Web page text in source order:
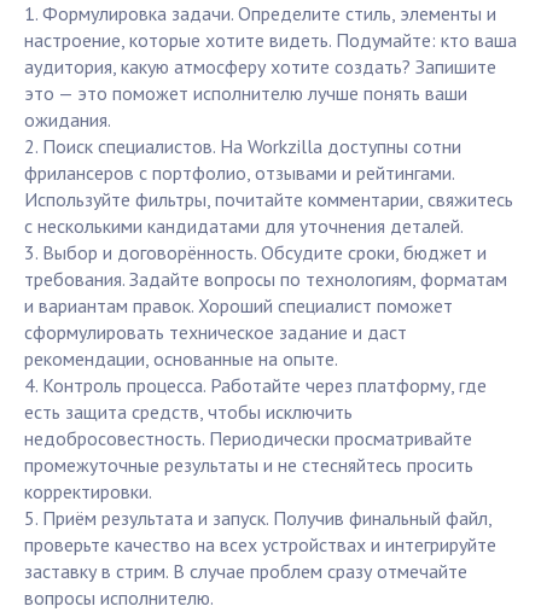
1. Формулировка задачи. Определите стиль, элементы и
настроение, которые хотите видеть. Подумайте: кто ваша
аудитория, какую атмосферу хотите создать? Запишите
это — это поможет исполнителю лучше понять ваши
ожидания.
2. Поиск специалистов. На Workzilla доступны сотни
фрилансеров с портфолио, отзывами и рейтингами.
Используйте фильтры, почитайте комментарии, свяжитесь
с несколькими кандидатами для уточнения деталей.
3. Выбор и договорённость. Обсудите сроки, бюджет и
требования. Задайте вопросы по технологиям, форматам
и вариантам правок. Хороший специалист поможет
сформулировать техническое задание и даст
рекомендации, основанные на опыте.
4. Контроль процесса. Работайте через платформу, где
есть защита средств, чтобы исключить
недобросовестность. Периодически просматривайте
промежуточные результаты и не стесняйтесь просить
корректировки.
5. Приём результата и запуск. Получив финальный файл,
проверьте качество на всех устройствах и интегрируйте
заставку в стрим. В случае проблем сразу отмечайте
вопросы исполнителю.